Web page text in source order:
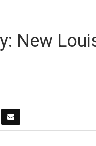
New